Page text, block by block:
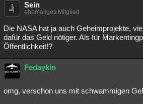
Sein
ehemaliges Mitglied
Die NASA hat ja auch Geheimprojekte,
dafür das Geld nötiger. Als für
Öffentlichkeit!?
Fedaykin
omg, verschon uns mit schwammigen